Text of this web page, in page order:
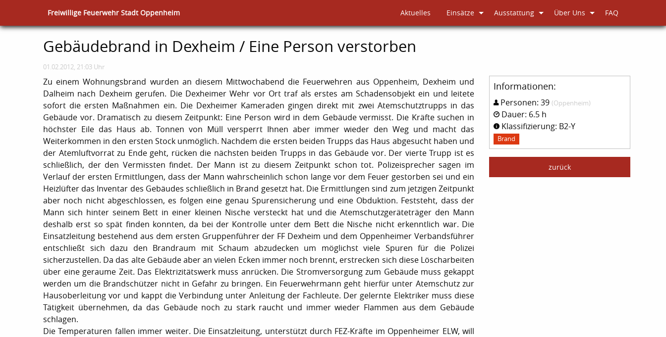
Freiwillige Feuerwehr Stadt Oppenheim Aktuelles Einsätze Ausstattung Über Uns FAQ
Gebäudebrand in Dexheim / Eine Person verstorben
01.02.2012, 21:03 Uhr
Zu einem Wohnungsbrand wurden an diesem Mittwochabend die Feuerwehren aus Oppenheim, Dexheim und
Dalheim nach Dexheim gerufen. Die Dexheimer Wehr vor Ort traf als erstes am Schadensobjekt ein und leitete
sofort die ersten Maßnahmen ein. Die Dexheimer Kameraden gingen direkt mit zwei Atemschutztrupps in das
Gebäude vor. Dramatisch zu diesem Zeitpunkt: Eine Person wird in dem Gebäude vermisst. Die Kräfte suchen in
höchster Eile das Haus ab. Tonnen von Müll versperrt Ihnen aber immer wieder den Weg und macht das
Weiterkommen in den ersten Stock unmöglich. Nachdem die ersten beiden Trupps das Haus abgesucht haben und
der Atemluftvorrat zu Ende geht, rücken die nächsten beiden Trupps in das Gebäude vor. Der vierte Trupp ist es
schließlich, der den Vermissten findet. Der Mann ist zu diesem Zeitpunkt schon tot. Polizeisprecher sagen im
Verlauf der ersten Ermittlungen, dass der Mann wahrscheinlich schon lange vor dem Feuer gestorben sei und ein
Heizlüfter das Inventar des Gebäudes schließlich in Brand gesetzt hat. Die Ermittlungen sind zum jetzigen Zeitpunkt
aber noch nicht abgeschlossen, es folgen eine genau Spurensicherung und eine Obduktion. Feststeht, dass der
Mann sich hinter seinem Bett in einer kleinen Nische versteckt hat und die Atemschutzgeräteträger den Mann
deshalb erst so spät finden konnten, da bei der Kontrolle unter dem Bett die Nische nicht erkenntlich war. Die
Einsatzleitung bestehend aus dem ersten Gruppenführer der FF Dexheim und dem Oppenheimer Verbandsführer
entschließt sich dazu den Brandraum mit Schaum abzudecken um möglichst viele Spuren für die Polizei
sicherzustellen. Da das alte Gebäude aber an vielen Ecken immer noch brennt, erstrecken sich diese Löscharbeiten
über eine geraume Zeit. Das Elektrizitätswerk muss anrücken. Die Stromversorgung zum Gebäude muss gekappt
werden um die Brandschützer nicht in Gefahr zu bringen. Ein Feuerwehrmann geht hierfür unter Atemschutz zur
Hausoberleitung vor und kappt die Verbindung unter Anleitung der Fachleute. Der gelernte Elektriker muss diese
Tätigkeit übernehmen, da das Gebäude noch zu stark raucht und immer wieder Flammen aus dem Gebäude
schlagen.
Die Temperaturen fallen immer weiter. Die Einsatzleitung, unterstützt durch FEZ-Kräfte im Oppenheimer ELW, will
Informationen:
Personen: 39 (Oppenheim)
Dauer: 6.5 h
Klassifizierung: B2-Y
Brand
zurück